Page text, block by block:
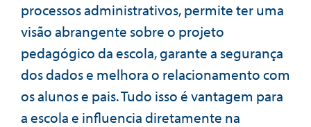
processos administrativos, permite ter uma
visão abrangente sobre o projeto
pedagógico da escola, garante a segurança
dos dados e melhora o relacionamento com
os alunos e pais. Tudo isso é vantagem para
a escola e influencia diretamente na